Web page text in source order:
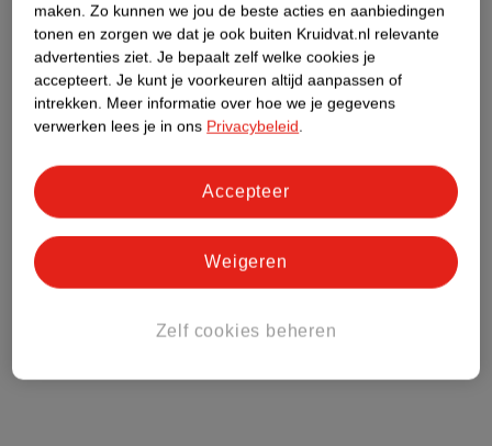
Nature Impact Score
Dit product heeft (nog) geen Nature
Impact Score.
Meer informatie
Bestel & Bezorginformatie
Bekijk ook
maken. Zo kunnen we jou de beste acties en aanbiedingen
tonen en zorgen we dat je ook buiten Kruidvat.nl relevante
advertenties ziet. Je bepaalt zelf welke cookies je
accepteert. Je kunt je voorkeuren altijd aanpassen of
intrekken. Meer informatie over hoe we je gegevens
verwerken lees je in ons Privacybeleid.
Zelf cookies beheren
Weigeren
Accepteer